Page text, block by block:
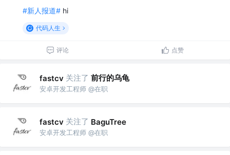
#新人报道# hi
代码人生
评论 点赞
fastcv 关注了 前行的乌龟
安卓开发工程师 @在职
fastcv 关注了 BaguTree
安卓开发工程师 @在职